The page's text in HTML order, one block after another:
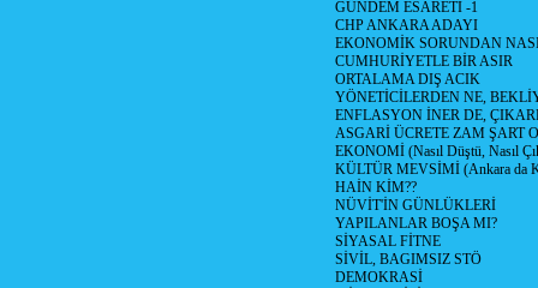
GÜNDEM ESARETİ -1
CHP ANKARA ADAYI
EKONOMİK SORUNDAN
CUMHURİYETLE BİR ASIR
ORTALAMA DIŞ ACIK
YÖNETİCİLERDEN NE,
ENFLASYON İNER DE,
ASGARİ ÜCRETE ZAM ŞART
EKONOMİ (Nasıl Düştü, Nasıl
KÜLTÜR MEVSİMİ (Ankara da
HAİN KİM??
NÜVİT'İN GÜNLÜKLERİ
YAPILANLAR BOŞA MI?
SİYASAL FİTNE
SİVİL, BAGIMSIZ STÖ
DEMOKRASİ